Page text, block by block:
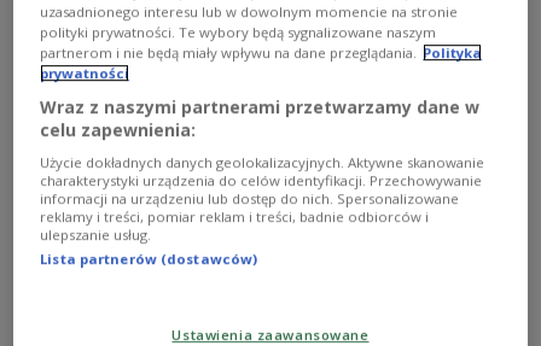
Jazzowa audycja specjalna. Sześcioro
uzasadnionego interesu lub w dowolnym momencie na stronie
polityki prywatności. Te wybory będą sygnalizowane naszym
partnerom i nie będą miały wpływu na dane przeglądania.
Polityka
prywatności
Wraz z naszymi partnerami przetwarzamy dane w
celu zapewnienia:
Użycie dokładnych danych geolokalizacyjnych. Aktywne skanowanie
charakterystyki urządzenia do celów identyfikacji. Przechowywanie
informacji na urządzeniu lub dostęp do nich. Spersonalizowane
reklamy i treści, pomiar reklam i treści, badnie odbiorców i
ulepszanie usług.
Lista partnerów (dostawców)
Ustawienia zaawansowane